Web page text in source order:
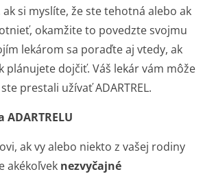
si myslíte, že ste tehotná alebo ak
okamžite to povedzte svojmu
lekárom sa poraďte aj vtedy, ak
plánujete dojčiť. Váš lekár vám môže
prestali užívať ADARTREL.
ak vy alebo niekto z vašej rodiny
akékoľvek nezvyčajné